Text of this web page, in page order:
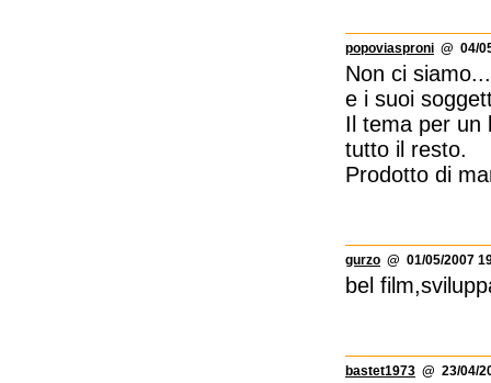
popoviasproni @ 04/
Non ci
e i suoi
Il tema per un
tutto il resto.
Prodotto di
gurzo @ 01/05/2007
bel
bastet1973 @ 23/04/